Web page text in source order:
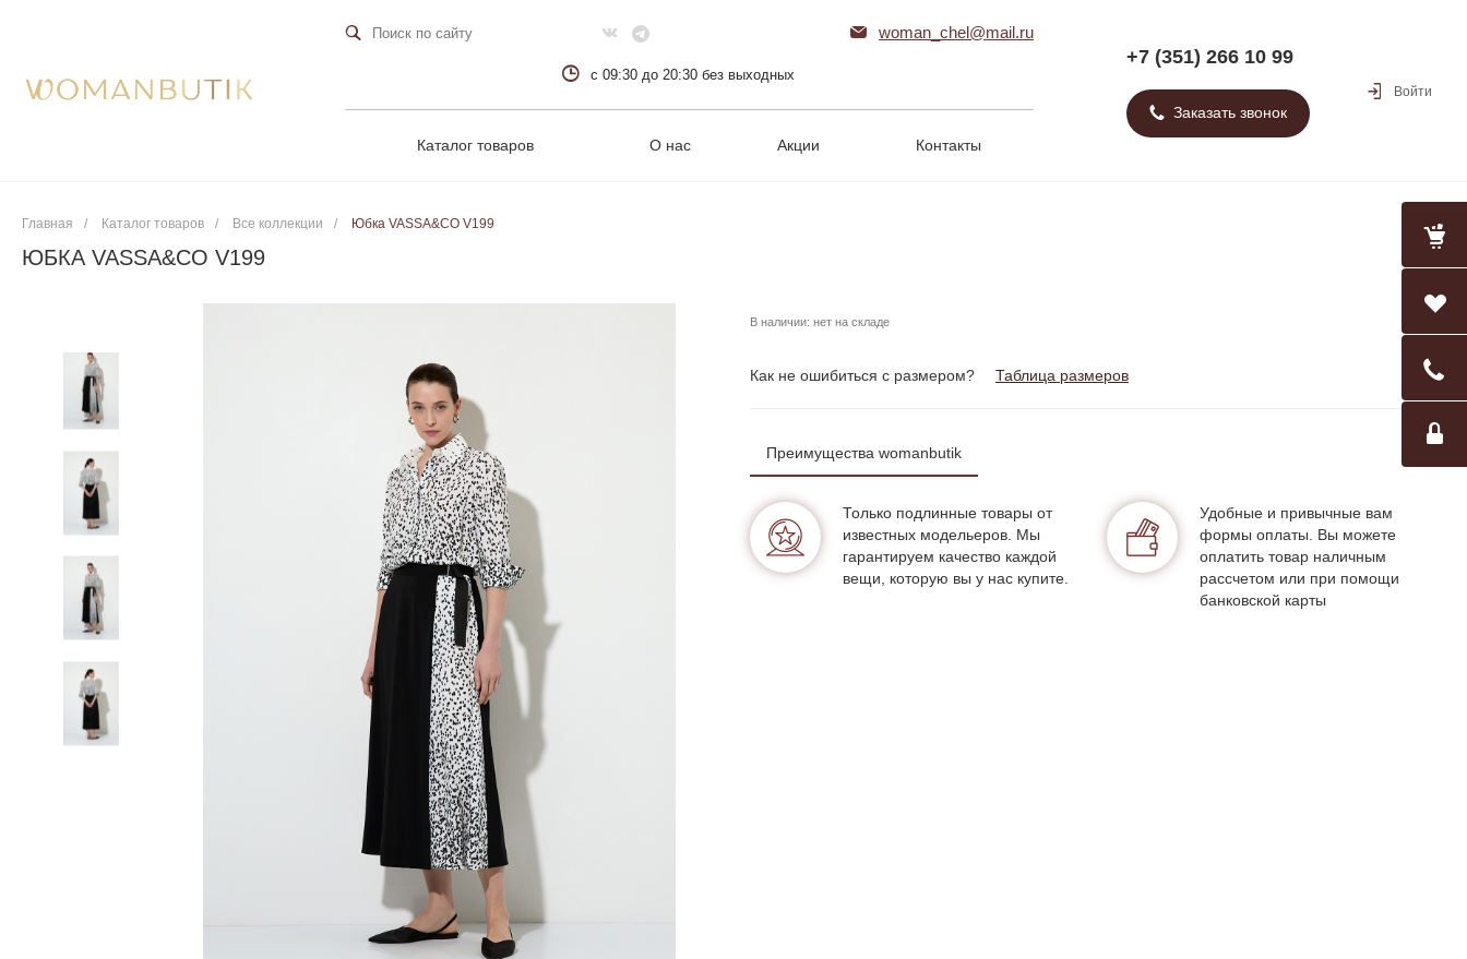
woman_chel@mail.ru
с 09:30 до 20:30 без выходных
Каталог товаров О нас Акции Контакты
+7 (351) 266 10 99
Заказать звонок
Войти
Главная / Каталог товаров / Все коллекции / Юбка VASSA&CO V199
ЮБКА VASSA&CO V199
В наличии: нет на складе
Как не ошибиться с размером? Таблица размеров
Преимущества womanbutik
Только подлинные товары от
известных модельеров. Мы
гарантируем качество каждой
вещи, которую вы у нас купите.
Удобные и привычные вам
формы оплаты. Вы можете
оплатить товар наличным
рассчетом или при помощи
банковской карты